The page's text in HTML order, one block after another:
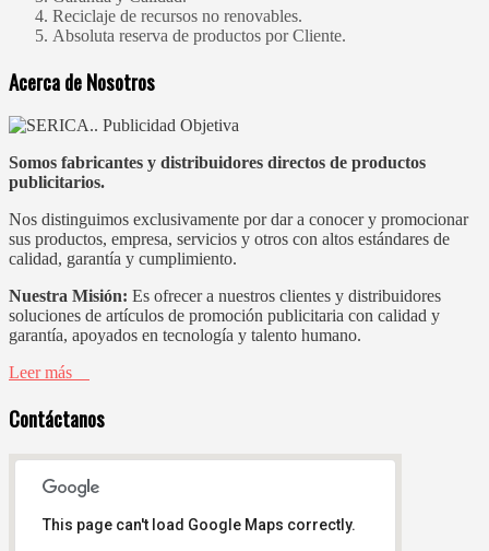
Reciclaje de recursos no renovables.
Absoluta reserva de productos por Cliente.
Acerca de Nosotros
Somos fabricantes y distribuidores directos de productos
publicitarios.
Nos distinguimos exclusivamente por dar a conocer y promocionar
sus productos, empresa, servicios y otros con altos estándares de
calidad, garantía y cumplimiento.
Nuestra Misión: Es ofrecer a nuestros clientes y distribuidores
soluciones de artículos de promoción publicitaria con calidad y
garantía, apoyados en tecnología y talento humano.
Leer más
Contáctanos
This page can't load Google Maps correctly.